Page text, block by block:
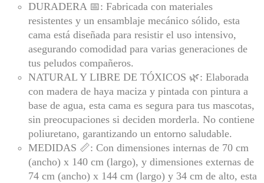
DURADERA 📅: Fabricada con materiales
resistentes y un ensamblaje mecánico sólido, esta
cama está diseñada para resistir el uso intensivo,
asegurando comodidad para varias generaciones de
tus peludos compañeros.
NATURAL Y LIBRE DE TÓXICOS 🌿: Elaborada
con madera de haya maciza y pintada con pintura a
base de agua, esta cama es segura para tus mascotas,
sin preocupaciones si deciden morderla. No contiene
poliuretano, garantizando un entorno saludable.
MEDIDAS 📏: Con dimensiones internas de 70 cm
(ancho) x 140 cm (largo), y dimensiones externas de
74 cm (ancho) x 144 cm (largo) y 34 cm de alto, esta